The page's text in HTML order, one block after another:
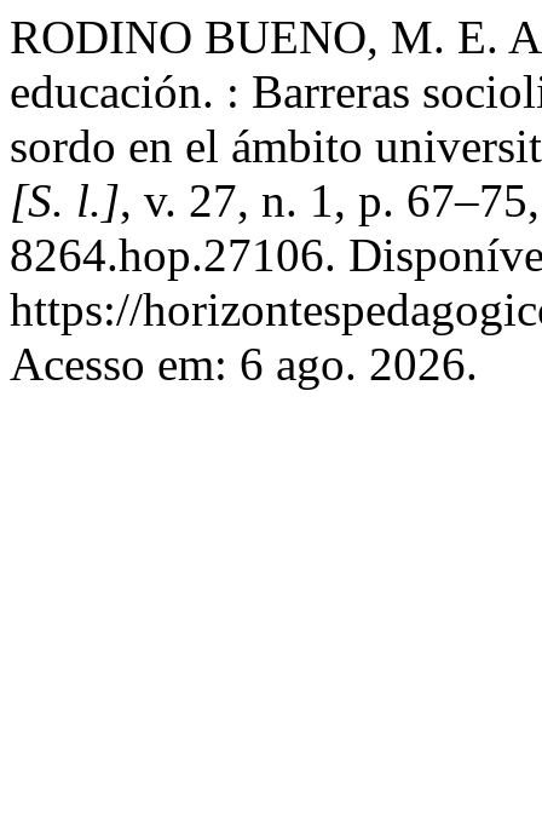
RODINO BUENO, M. E.
educación. : Barreras
sordo en el ámbito
[S. l.], v. 27, n. 1, p.
8264.hop.27106.
https://
Acesso em: 6 ago. 2026.